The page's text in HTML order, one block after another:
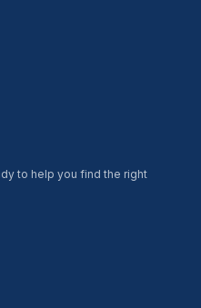
to help you find the right